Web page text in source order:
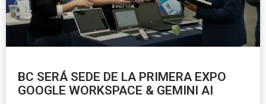
BC SERÁ SEDE DE LA PRIMERA EXPO
GOOGLE WORKSPACE & GEMINI AI